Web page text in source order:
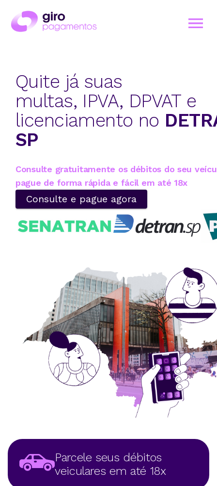
Quite já suas
multas, IPVA, DPVAT e
licenciamento no
SP
Consulte gratuitamente os débitos do seu
pague de forma rápida e fácil em até 18x
Consulte e pague agora
Parcele seus débitos
veiculares em até 18x